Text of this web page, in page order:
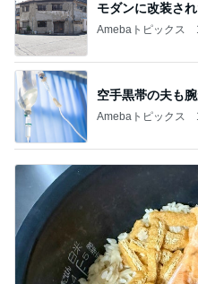
モダンに改装さ
Amebaトピックス
空手黒帯の夫も
Amebaトピックス